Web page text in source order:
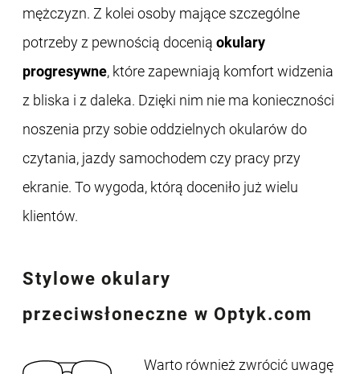
mężczyzn. Z kolei osoby mające szczególne
potrzeby z pewnością docenią okulary
progresywne, które zapewniają komfort widzenia
z bliska i z daleka. Dzięki nim nie ma konieczności
noszenia przy sobie oddzielnych okularów do
czytania, jazdy samochodem czy pracy przy
ekranie. To wygoda, którą doceniło już wielu
klientów.
Styloweokulary
przeciwsłoneczne w Optyk.com
Warto również zwrócić uwagę